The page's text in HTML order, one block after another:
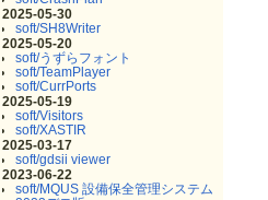
2025-05-30
soft/SH8Writer
2025-05-20
soft/うずらフォント
soft/TeamPlayer
soft/CurrPorts
2025-05-19
soft/Visitors
soft/XASTIR
2025-03-17
soft/gdsii viewer
2023-06-22
soft/MQUS 設備保全管理システム